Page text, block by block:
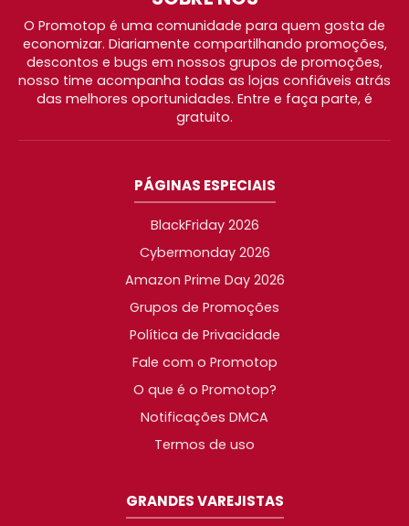
O Promotop é uma comunidade para quem gosta de
economizar. Diariamente compartilhando promoções,
descontos e bugs em nossos grupos de promoções,
nosso time acompanha todas as lojas confiáveis atrás
das melhores oportunidades. Entre e faça parte, é
gratuito.
PÁGINAS ESPECIAIS
BlackFriday 2026
Cybermonday 2026
Amazon Prime Day 2026
Grupos de Promoções
Política de Privacidade
Fale com o Promotop
O que é o Promotop?
Notificações DMCA
Termos de uso
GRANDES VAREJISTAS